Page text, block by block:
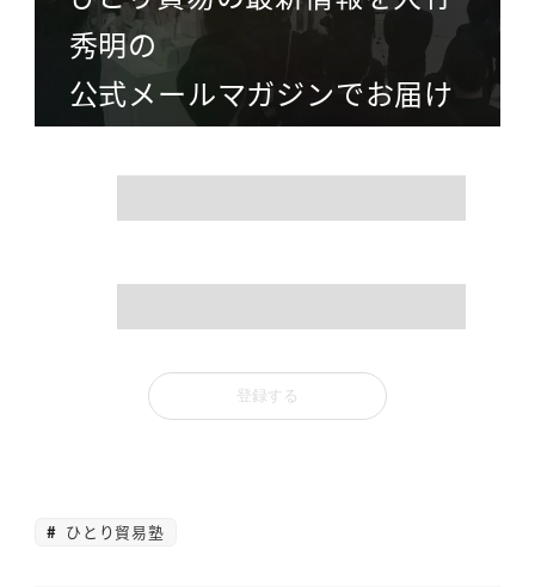
秀明の
公式メールマガジンでお届け
ひとり貿易塾